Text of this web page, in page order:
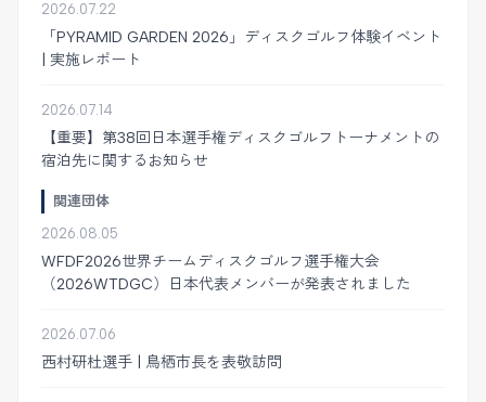
2026.07.22
「PYRAMID GARDEN 2026」ディスクゴルフ体験イベント
| 実施レポート
2026.07.14
【重要】第38回日本選手権ディスクゴルフトーナメントの
宿泊先に関するお知らせ
関連団体
2026.08.05
WFDF2026世界チームディスクゴルフ選手権大会
（2026WTDGC）日本代表メンバーが発表されました
2026.07.06
西村研杜選手 | 鳥栖市長を表敬訪問